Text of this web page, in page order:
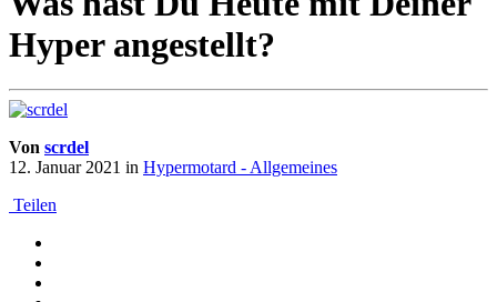
Hyper angestellt?
Von scrdel
12. Januar 2021 in Hypermotard - Allgemeines
Teilen